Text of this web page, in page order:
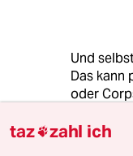
Und
Das kann
oder
taz zahl ich